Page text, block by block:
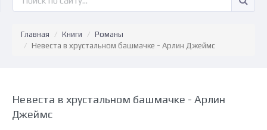
Главная Книги
Романы
Невеста в хрустальном башмачке - Арлин Джеймс
Невеста в хрустальном башмачке - Арлин
Джеймс